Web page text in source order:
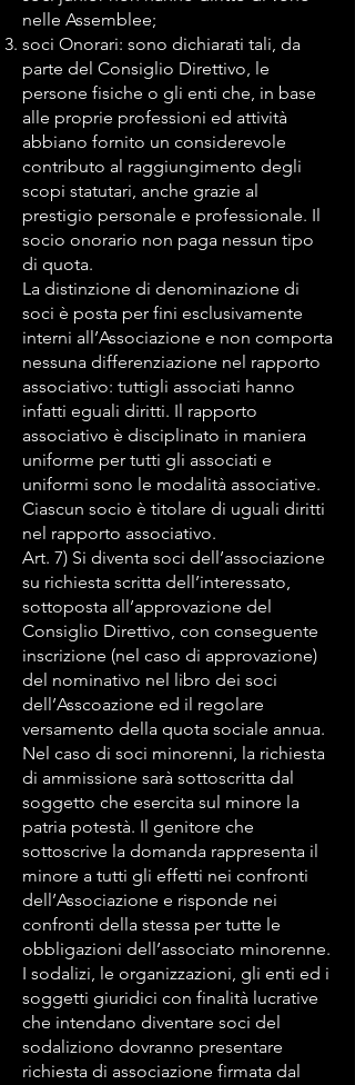
nelle Assemblee;
soci Onorari: sono dichiarati tali, da
parte del Consiglio Direttivo, le
persone fisiche o gli enti che, in base
alle proprie professioni ed attività
abbiano fornito un considerevole
contributo al raggiungimento degli
scopi statutari, anche grazie al
prestigio personale e professionale. Il
socio onorario non paga nessun tipo
di quota.
La distinzione di denominazione di
soci è posta per fini esclusivamente
interni all’Associazione e non comporta
nessuna differenziazione nel rapporto
associativo: tuttigli associati hanno
infatti eguali diritti. Il rapporto
associativo è disciplinato in maniera
uniforme per tutti gli associati e
uniformi sono le modalità associative.
Ciascun socio è titolare di uguali diritti
nel rapporto associativo.
Art. 7) Si diventa soci dell’associazione
su richiesta scritta dell’interessato,
sottoposta all’approvazione del
Consiglio Direttivo, con conseguente
inscrizione (nel caso di approvazione)
del nominativo nel libro dei soci
dell’Asscoazione ed il regolare
versamento della quota sociale annua.
Nel caso di soci minorenni, la richiesta
di ammissione sarà sottoscritta dal
soggetto che esercita sul minore la
patria potestà. Il genitore che
sottoscrive la domanda rappresenta il
minore a tutti gli effetti nei confronti
dell’Associazione e risponde nei
confronti della stessa per tutte le
obbligazioni dell’associato minorenne.
I sodalizi, le organizzazioni, gli enti ed i
soggetti giuridici con finalità lucrative
che intendano diventare soci del
sodaliziono dovranno presentare
richiesta di associazione firmata dal